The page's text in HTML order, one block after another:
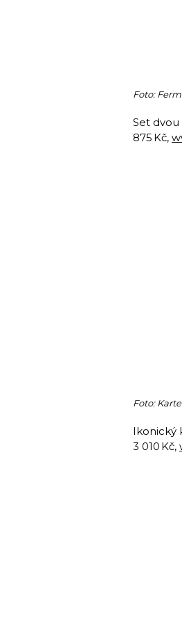
Foto:
Set dvou
875 Kč,
Foto:
Ikonický
3 010 Kč,